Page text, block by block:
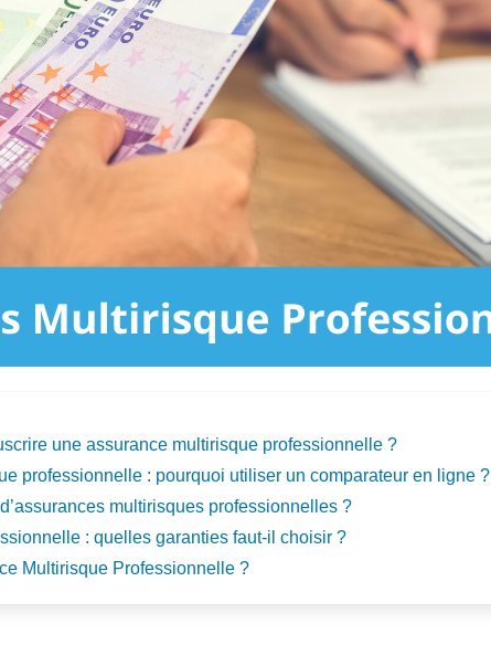
une assurance multirisque professionnelle ?
professionnelle : pourquoi utiliser un comparateur en ligne ?
multirisques professionnelles ?
: quelles garanties faut-il choisir ?
Multirisque Professionnelle ?